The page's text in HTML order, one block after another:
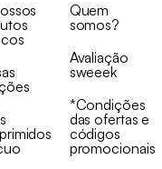
Quem
somos?
Avaliação
sweeek
*Condições
das ofertas e
códigos
promocionais